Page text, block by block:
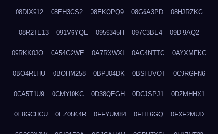
08DIX912 08EH3GS2 08EKQPQ9 08G6A3PD 08HJRZKG
08R2TE13 091V6YQE 0959345H 097C3BE4 09DI9AQ2
09RKK0JO 0A54G2WE 0A7RXWXI 0AG4NTTC 0AYXMFKC
0BO4RLHU 0BOHM258 0BPJ04DK 0BSHJVOT 0C9RGFN6
0CA5T1U9 0CMYI0KC 0D38QEGH 0DCJSPJ1 0DZMHHX1
0E9GCHCU 0EZ05K4R 0FFYUM84 0FLIL6GQ 0FXF2MUD